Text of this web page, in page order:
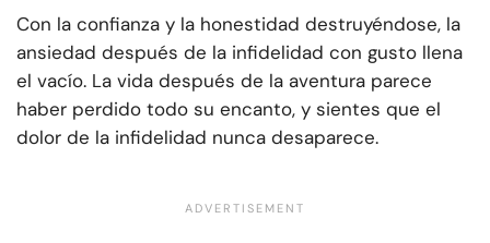
Con la confianza y la honestidad destruyéndose, la
ansiedad después de la infidelidad con gusto llena
el vacío. La vida después de la aventura parece
haber perdido todo su encanto, y sientes que el
dolor de la infidelidad nunca desaparece.